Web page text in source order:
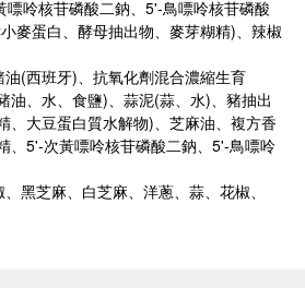
呤核苷磷酸二鈉、5'-鳥嘌呤核苷磷酸
麥蛋白、酵母抽出物、麥芽糊精)、辣椒
(西班牙)、抗氧化劑混合濃縮生育
油、水、食鹽)、蒜泥(蒜、水)、豬抽出
、大豆蛋白質水解物)、芝麻油、複方香
、5'-次黃嘌呤核苷磷酸二鈉、5'-鳥嘌呤
黑芝麻、白芝麻、洋蔥、蒜、花椒、